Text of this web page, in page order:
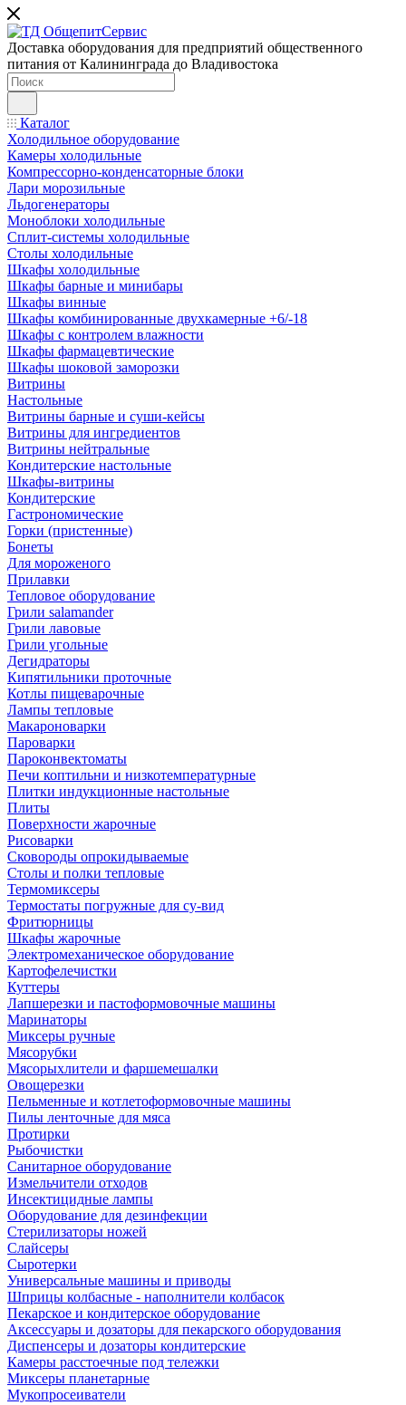
Доставка оборудования для предприятий общественного
питания от Калининграда до Владивостока
Каталог
Холодильное оборудование
Камеры холодильные
Компрессорно-конденсаторные блоки
Лари морозильные
Льдогенераторы
Моноблоки холодильные
Сплит-системы холодильные
Столы холодильные
Шкафы холодильные
Шкафы барные и минибары
Шкафы винные
Шкафы комбинированные двухкамерные +6/-18
Шкафы с контролем влажности
Шкафы фармацевтические
Шкафы шоковой заморозки
Витрины
Настольные
Витрины барные и суши-кейсы
Витрины для ингредиентов
Витрины нейтральные
Кондитерские настольные
Шкафы-витрины
Кондитерские
Гастрономические
Горки (пристенные)
Бонеты
Для мороженого
Прилавки
Тепловое оборудование
Грили salamander
Грили лавовые
Грили угольные
Дегидраторы
Кипятильники проточные
Котлы пищеварочные
Лампы тепловые
Макароноварки
Пароварки
Пароконвектоматы
Печи коптильни и низкотемпературные
Плитки индукционные настольные
Плиты
Поверхности жарочные
Рисоварки
Сковороды опрокидываемые
Столы и полки тепловые
Термомиксеры
Термостаты погружные для су-вид
Фритюрницы
Шкафы жарочные
Электромеханическое оборудование
Картофелечистки
Куттеры
Лапшерезки и пастоформовочные машины
Маринаторы
Миксеры ручные
Мясорубки
Мясорыхлители и фаршемешалки
Овощерезки
Пельменные и котлетоформовочные машины
Пилы ленточные для мяса
Протирки
Рыбочистки
Санитарное оборудование
Измельчители отходов
Инсектицидные лампы
Оборудование для дезинфекции
Стерилизаторы ножей
Слайсеры
Сыротерки
Универсальные машины и приводы
Шприцы колбасные - наполнители колбасок
Пекарское и кондитерское оборудование
Аксессуары и дозаторы для пекарского оборудования
Диспенсеры и дозаторы кондитерские
Камеры расстоечные под тележки
Миксеры планетарные
Мукопросеиватели